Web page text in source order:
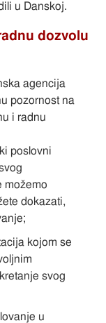
u Danskoj.
dozvolu
agencija
pozornost na
i radnu
poslovni
možemo
dokazati,
kojom se
svog
u